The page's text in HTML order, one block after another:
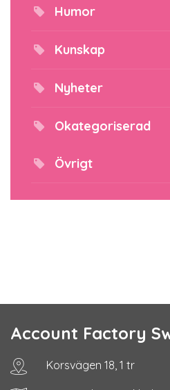
Humor
Kunskap
Nyheter
Okategoriserad
Övrigt
Account Factory
Korsvägen 18, 1 tr